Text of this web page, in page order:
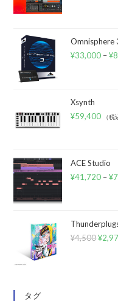
Omnisphere
¥33,000 –¥
Xsynth
¥59,400 （税
ACE Studio
¥41,720 –¥
¥4,500 ¥
タグ